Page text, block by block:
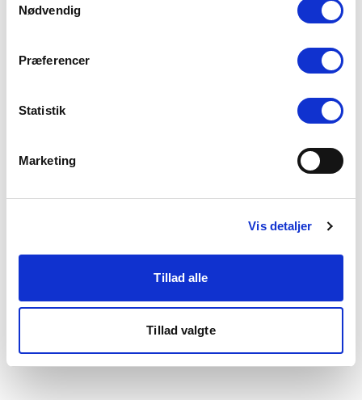
Du kan læse mere om vores brug af cookies under
"Detaljer" eller ved at klikke videre til vores Cookiepolitik,
Nødvendig
Præferencer
Statistik
Marketing
Vis detaljer
Tillad alle
Tillad valgte